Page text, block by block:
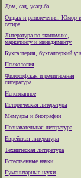
Дом, сад, усадьба
Отдых и развлечения. Юмор и
сатира
Литература по экономике,
маркетингу и менеджменту
Бухгалтерия, бухгалтеркий
Психология
Философская и религиозная
литература
Непознанное
Историческая литература
Мемуары и биографии
Познавательная литература
Еврейская литература
Техническая литература
Естественные науки
Гуманитарные науки